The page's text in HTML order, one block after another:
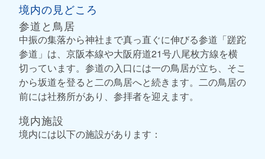
境内の見どころ
参道と鳥居
中振の集落から神社まで真っ直ぐに伸びる参道「蹉跎
参道」は、京阪本線や大阪府道21号八尾枚方線を横
切っています。参道の入口には一の鳥居が立ち、そこ
から坂道を登ると二の鳥居へと続きます。二の鳥居の
前には社務所があり、参拝者を迎えます。
境内施設
境内には以下の施設があります：